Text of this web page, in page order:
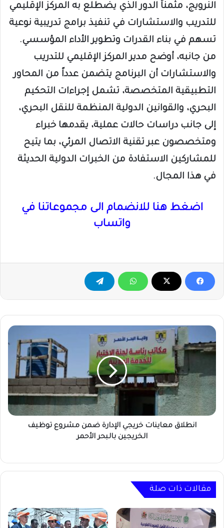
النرويج، مثمناً الدور الذي يضطلع به المركز الإقليمي
للتدريب والاستشارات في تنفيذ برامج تدريبية نوعية
تسهم في بناء القدرات وتطوير الأداء المؤسسي.
من جانبه، أوضح مدير المركز الإقليمي للتدريب
والاستشارات أن البرنامج يتضمن عدداً من المحاور
التطبيقية المتخصصة، تشمل إجراءات التحكيم
البحري، والقوانين الدولية المنظمة للنقل البحري،
إلى جانب دراسات حالات عملية، يقدمها خبراء
ومتخصصون عبر تقنية الاتصال المرئي، بما يتيح
للمشاركين الاستفادة من الخبرات الدولية الحديثة
في هذا المجال.
اضغط هنا للانضمام الى مجموعاتنا في
واتساب
انطلاق
معاينات
خريجي
ضمن
مشروع
توظيف
الخريجين
بالبحر
انطلاق معاينات خريجي الإدارة ضمن مشروع توظيف
الخريجين بالبحر الأحمر
مقالات ذات صلة